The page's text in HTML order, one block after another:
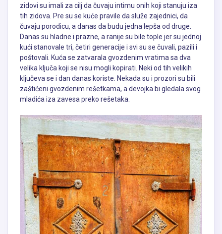
zidovi su imali za cilj da čuvaju intimu onih koji stanuju iza
tih zidova. Pre su se kuće pravile da služe zajednici, da
čuvaju porodicu, a danas da budu jedna lepša od druge.
Danas su hladne i prazne, a ranije su bile tople jer su jednoj
kući stanovale tri, četiri generacije i svi su se čuvali, pazili i
poštovali. Kuća se zatvarala gvozdenim vratima sa dva
velika ključa koji se nisu mogli kopirati. Neki od tih velikih
ključeva se i dan danas koriste. Nekada su i prozori su bili
zaštićeni gvozdenim rešetkama, a devojka bi gledala svog
mladića iza zavesa preko rešetaka.